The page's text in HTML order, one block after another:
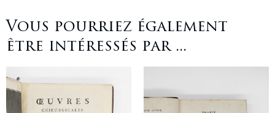
Vous pourriez également
être intéressés par ...